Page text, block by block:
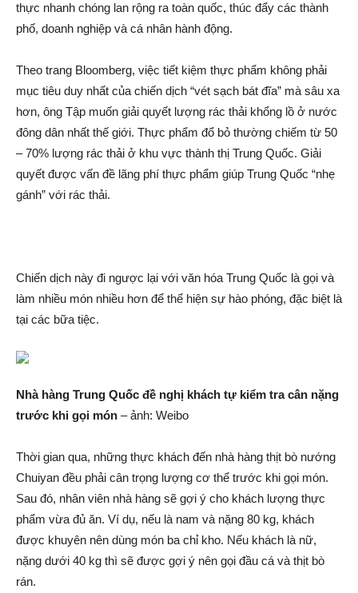
thực nhanh chóng lan rộng ra toàn quốc, thúc đẩy các thành
phố, doanh nghiệp và cá nhân hành động.
Theo trang Bloomberg, việc tiế‌t kiệm thực phẩm không phải
mục tiêu duy nhất của chiến dịc‌h “vét sạch bát đĩa” mà sâu xa
hơn, ông Tập muốn giải quyết lượng rác thải khổng lồ ở nước
đông dân nhất thế giới. Thực phẩm đổ bỏ thường chiếm từ 50
– 70% lượng rác thải ở khu vực thành thị Trung Quốc. Giải
quyết được vấn đề lãng phí thực phẩm giúp Trung Quốc “nhẹ
gánh” với rác thải.
Chiến dịc‌h này đi ngược lại với văn hóa Trung Quốc là gọi và
làm nhiều món nhiều hơn để thể hiện sự hào phóng, đặc biệt là
tại các bữa tiệc.
Nhà hàng Trung Quốc đề nghị khách tự kiểm tra cân nặng
trước khi gọi món – ảnh: Weibo
Thời gian qua, những thực khách đến nhà hàng thị‌t bò nướng
Chuiyan đều phải cân trọng lượng c‌ơ th‌ể trước khi gọi món.
Sau đó, nhân viên nhà hàng sẽ gợi ý cho khách lượng thực
phẩm vừa đủ ăn. Ví dụ, nếu là nam và nặng 80 kg, khách
được khuyên nên dùng món ba chỉ kho. Nếu khách là nữ,
nặng dưới 40 kg thì sẽ được gợi ý nên gọi đầu cá và thị‌t bò
rán.